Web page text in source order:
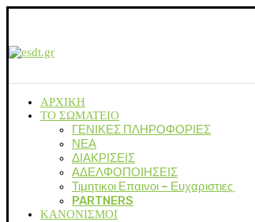
ΑΡΧΙΚΗ
ΤΟ ΣΩΜΑΤΕΙΟ
ΓΕΝΙΚΕΣ ΠΛΗΡΟΦΟΡΙΕΣ
ΝΕΑ
ΔΙΑΚΡΙΣΕΙΣ
ΑΔΕΛΦΟΠΟΙΗΣΕΙΣ
Τιμητικοι Επαινοι – Ευχαριστιες
PARTNERS
ΚΑΝΟΝΙΣΜΟΙ